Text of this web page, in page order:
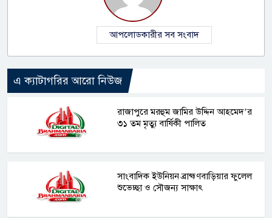
আপলোডকারীর সব সংবাদ
এ ক্যাটাগরির আরো নিউজ
রাজাপুরে মরহুম জামির উদ্দিন আহমেদ’র
৩১ তম মৃত্যু বার্ষিকী পালিত
সাংবাদিক ইউনিয়ন ব্রাহ্মণবাড়িয়ার ফুলেল
শুভেচ্ছা ও সৌজন্য সাক্ষাৎ